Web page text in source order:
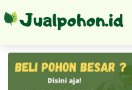
Tanaman Buah Apel Fuji